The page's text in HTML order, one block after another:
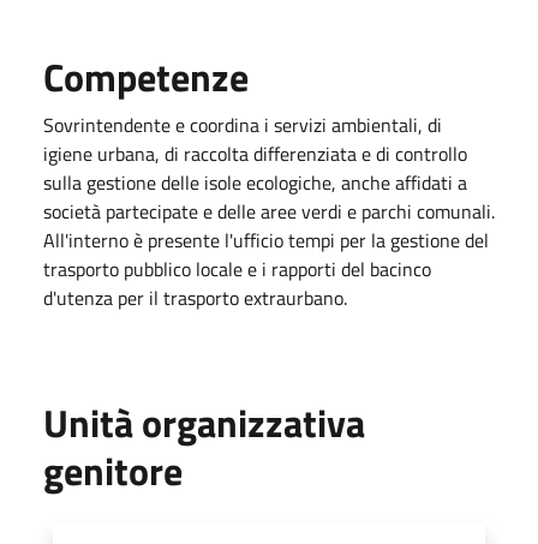
Competenze
Sovrintendente e coordina i servizi ambientali, di
igiene urbana, di raccolta differenziata e di controllo
sulla gestione delle isole ecologiche, anche affidati a
società partecipate e delle aree verdi e parchi comunali.
All'interno è presente l'ufficio tempi per la gestione del
trasporto pubblico locale e i rapporti del bacinco
d'utenza per il trasportoextraurbano.
Unità organizzativa
genitore